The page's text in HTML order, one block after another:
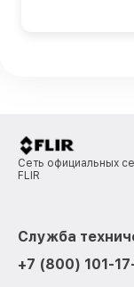
Сеть официальных
FLIR
Служба
+7 (800) 101-